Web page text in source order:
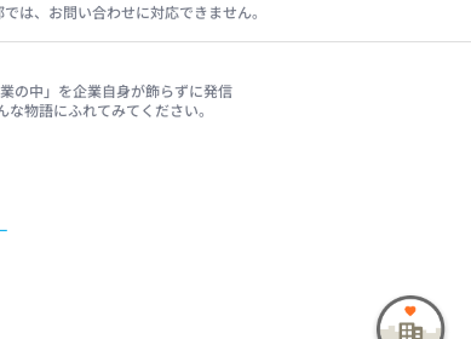
は、お問い合わせに対応できません。
の中」を企業自身が飾らずに発信
物語にふれてみてください。